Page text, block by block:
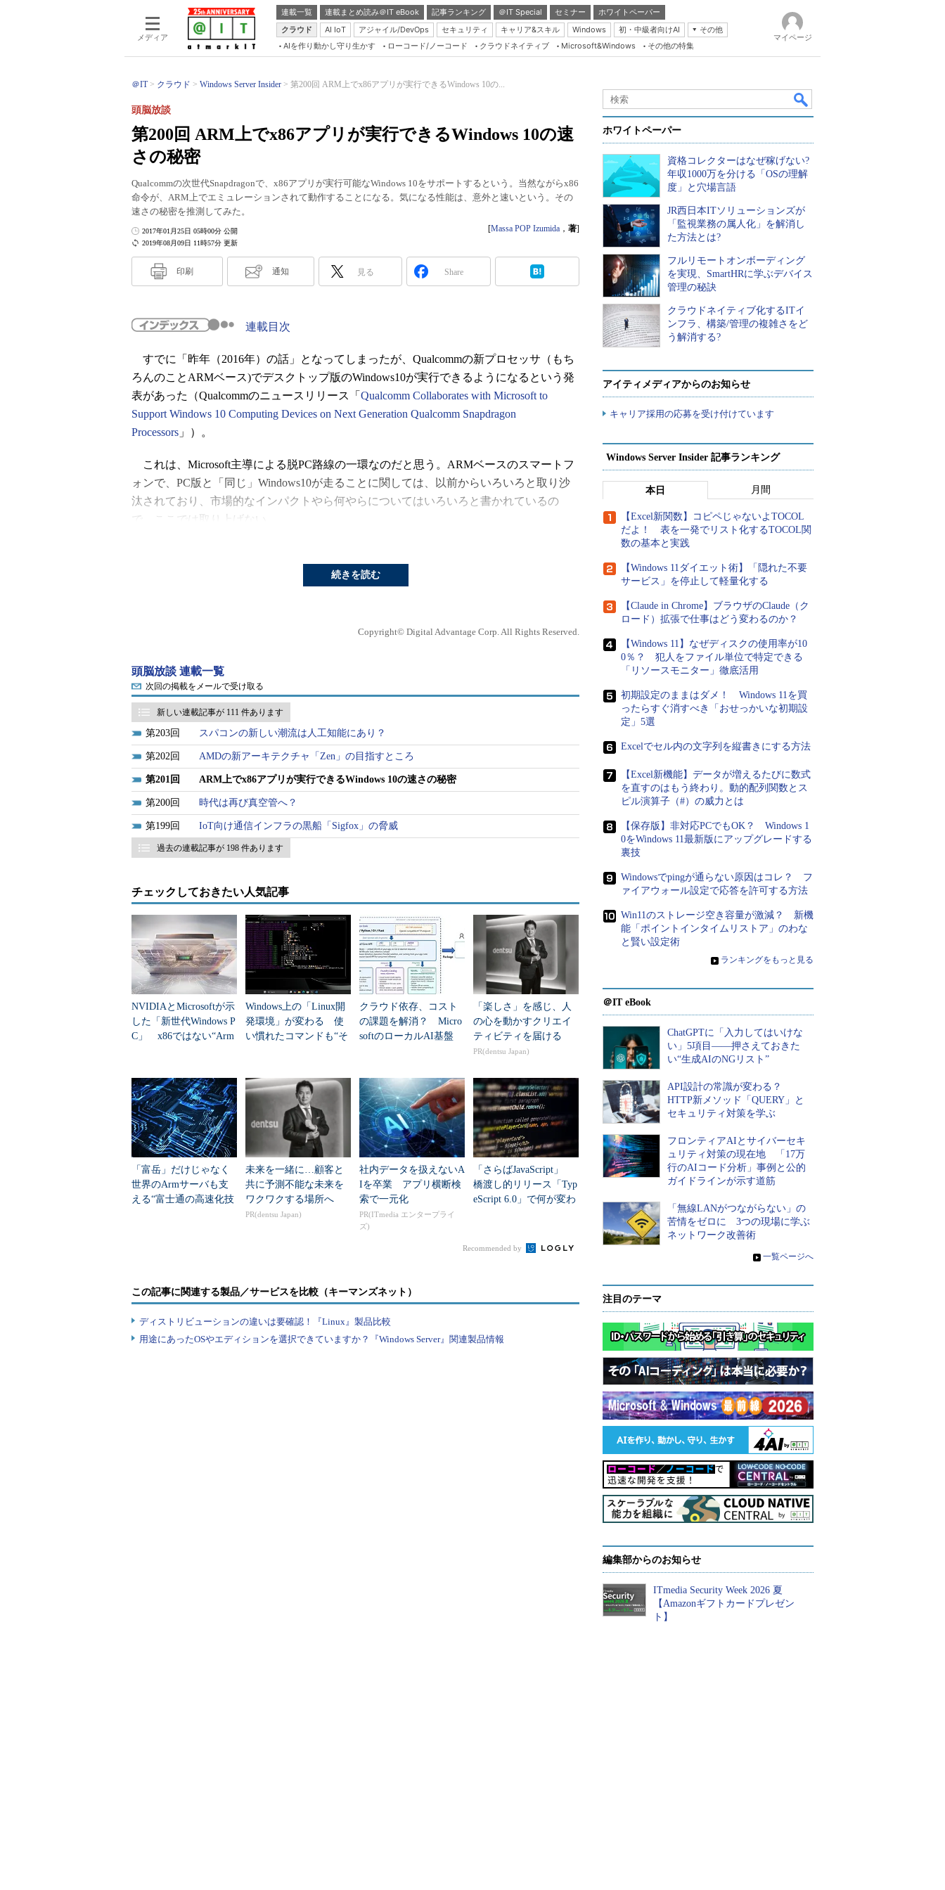
メディア
連載一覧 連載まとめ読み＠IT eBook 記事ランキング ＠IT Special セミナー
ホワイトペーパー
クラウド
AI IoT アジャイル/DevOps セキュリティ キャリア&スキル Windows 初・中級者向けAI
その他
Server & Storage
Java Agile
Database Expert
Linux ＆ OSS
Master of IP Network
Security & Trust
Test & Tools
AIを作り動かし守り生かす ローコード/ノーコード クラウドネイティブ Microsoft&Windows その他の特集
マイページ
＠IT クラウド Windows Server Insider 第200回 ARM上でx86アプリが実行できるWindows 10の...
第200回 ARM上でx86アプリが実行できるWindows 10の速
さの秘密
頭脳放談
Qualcommの次世代Snapdragonで、x86アプリが実行可能なWindows 10をサポートするという。当然ながらx86
命令が、ARM上でエミュレーションされて動作することになる。気になる性能は、意外と速いという。その
速さの秘密を推測してみた。
2019年08月09日 11時57分 更新
2017年01月25日 05時00分 公開 [Massa POP Izumida ， 著]
印刷 通知 見る Share
連載目次
すでに「昨年（2016年）の話」となってしまったが、Qualcommの新プロセッサ（もち
ろんのことARMベース)でデスクトップ版のWindows10が実行できるようになるという発
表があった（Qualcommのニュースリリース「 Qualcomm Collaborates with Microsoft to
Support Windows 10 Computing Devices on Next Generation Qualcomm Snapdragon
Processors 」）。
これは、Microsoft主導による脱PC路線の一環なのだと思う。ARMベースのスマートフ
ォンで、PC版と「同じ」Windows10が走ることに関しては、以前からいろいろと取り沙
汰されており、市場的なインパクトやら何やらについてはいろいろと書かれているの
で、ここでは取り上げない。
が、x86ベースのWin32のコードをARM上のWindowsで実行できるという点である。その
デモのレポートをいくつか読むと「ARMのネイティブのアプリとほとんど遜色ない体感
x86をソフトウェアでエミュレーションできる環境は多い。それらの多くは実機速度の
らない体感速度、というのはどうしてなのか。筆者は、Microsoftが内部でどんな手法を採
用しているのか、全く知らないのだが、かなり推測が付くつもりでいる。今回はそんな
話を書かせていただく。
速さの秘密その1：ライブラリがネイティブ環境で動作
重要なことは、「ARM上にARMネイティブのWindows 10が載って動いている」という
点である。基本的にはx86版と互換性のあるAPI、ライブラリ群がARM上でそろってい
る、ということだ。
ここでアプリ内部の動作を考えてみよう。ARMコードであれx86コードであれ、
コードは、APIなどに各種パラメーターを与えて呼び出すという監督的な仕事がメインに
なる。
実際の力仕事は、呼び出されたAPIの先のライブラリ群が担っているわけだ。x86のコ
ードをエミュレーションする場合、アプリ本体コードはx86で書かれているかもしれな
い。だが、そこから呼び出される本来のAPIの代わりに、該当するARMのネイティブな
APIを呼び出せれば、同じ仕事が行われる。
つなぎのために何らかのラッパレイヤーのようなものを介する必要はあるかもしれな
い。それでも基本的に同じセットがそろっているはずだから、時間がかかる処理はネイ
ンのアプリだろうと、ライブラリ部分にかかる時間は同じにできる。もし99％がそのよ
うなライブラリ側で消費されている時間であれば、残り1％のアプリ本体コードが10倍遅
くても、全体処理時間は約10％遅いだけで済む。
これに対して、Windows OSやAndroid OS上で昔のMS-DOSもどきを動作させるような
場合（そういうソフトウェアは幾つかある）を比較してみよう。このケースではそうは
問屋が卸さない。もちろん、エミュレーションしている中でシステムコール、BIOSコー
ルといったものを検出したら相当するネイティブOSのAPIに変換して呼び出すことは可
しかし、ごくごく低レベルのものに限られる。画面入出力などとなると絶望的であ
バレイがあったが）で、画面入出力などはオブジェクトコード内から直接ビデオメモリ
ソフトウェアでエミュレーションしようとすると、そのようなアドレスへの読み書き
続きを読む
Copyright© Digital Advantage Corp. All Rights Reserved.
頭脳放談 連載一覧
次回の掲載をメールで受け取る
新しい連載記事が 111 件あります
203 スパコンの新しい潮流は人工知能にあり？
202 AMDの新アーキテクチャ「Zen」の目指すところ
201 ARM上でx86アプリが実行できるWindows 10の速さの秘密
200 時代は再び真空管へ？
199 IoT向け通信インフラの黒船「Sigfox」の脅威
過去の連載記事が 198 件あります
チェックしておきたい人気記事
NVIDIAとMicrosoftが示
した「新世代Windows P
C」 x86ではない“Arm
Windows上の「Linux開
発環境」が変わる 使
い慣れたコマンドも“そ
クラウド依存、コスト
の課題を解消？ Micro
softのローカルAI基盤
「楽しさ」を感じ、人
の心を動かすクリエイ
ティビティを届ける
PR(dentsu Japan)
「富岳」だけじゃなく
世界のArmサーバも支
える“富士通の高速化技
未来を一緒に…顧客と
共に予測不能な未来を
ワクワクする場所へ
PR(dentsu Japan)
社内データを扱えないA
Iを卒業 アプリ横断検
索で一元化
PR(ITmedia エンタープライ
ズ)
「さらばJavaScript」
橋渡し的リリース「Typ
eScript 6.0」で何が変わ
Recommended by
この記事に関連する製品／サービスを比較（キーマンズネット）
ディストリビューションの違いは要確認！『Linux』製品比較
用途にあったOSやエディションを選択できていますか？『Windows Server』関連製品情報
ホワイトペーパー
資格コレクターはなぜ稼げない?
年収1000万を分ける「OSの理解
度」と穴場言語
JR西日本ITソリューションズが
「監視業務の属人化」を解消し
た方法とは?
フルリモートオンボーディング
を実現、SmartHRに学ぶデバイス
管理の秘訣
クラウドネイティブ化するITイ
ンフラ、構築/管理の複雑さをど
う解消する?
アイティメディアからのお知らせ
キャリア採用の応募を受け付けています
Windows Server Insider 記事ランキング
本日 月間
【Excel新関数】コピペじゃないよTOCOL
だよ！ 表を一発でリスト化するTOCOL関
数の基本と実践
【Windows 11ダイエット術】「隠れた不要
サービス」を停止して軽量化する
【Claude in Chrome】ブラウザのClaude（ク
ロード）拡張で仕事はどう変わるのか？
【Windows 11】なぜディスクの使用率が10
0％？ 犯人をファイル単位で特定できる
「リソースモニター」徹底活用
初期設定のままはダメ！ Windows 11を買
ったらすぐ消すべき「おせっかいな初期設
定」5選
Excelでセル内の文字列を縦書きにする方法
【Excel新機能】データが増えるたびに数式
を直すのはもう終わり。動的配列関数とス
ピル演算子（#）の威力とは
【保存版】非対応PCでもOK？ Windows 1
0をWindows 11最新版にアップグレードする
裏技
Windowsでpingが通らない原因はコレ？ フ
ァイアウォール設定で応答を許可する方法
Win11のストレージ空き容量が激減？ 新機
能「ポイントインタイムリストア」のわな
と賢い設定術
» ランキングをもっと見る
＠IT eBook
ChatGPTに「入力してはいけな
い」5項目――押さえておきた
い“生成AIのNGリスト”
API設計の常識が変わる？
HTTP新メソッド「QUERY」と
セキュリティ対策を学ぶ
フロンティアAIとサイバーセキ
ュリティ対策の現在地 「17万
行のAIコード分析」事例と公的
ガイドラインが示す道筋
「無線LANがつながらない」の
苦情をゼロに 3つの現場に学ぶ
ネットワーク改善術
» 一覧ページへ
注目のテーマ
編集部からのお知らせ
ITmedia Security Week 2026 夏
【Amazonギフトカードプレゼン
ト】